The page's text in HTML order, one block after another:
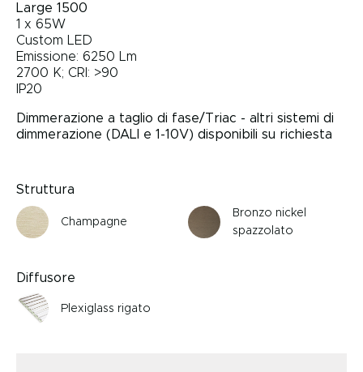
Large 1500
1 x 65W
Custom LED
Emissione: 6250 Lm
2700 K; CRI: >90
IP20
Dimmerazione a taglio di fase/Triac - altri sistemi di
dimmerazione (DALI e 1-10V) disponibili su richiesta
Struttura
Champagne
Bronzo nickel
spazzolato
Diffusore
Plexiglass rigato